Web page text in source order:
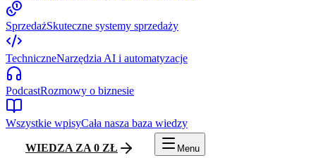
SprzedażSkuteczne systemy sprzedaży
TechniczneNarzędzia AI i automatyzacje
PodcastRozmowy o biznesie
Wszystkie wpisyCała nasza baza wiedzy
WIEDZA ZA 0 ZŁ Menu